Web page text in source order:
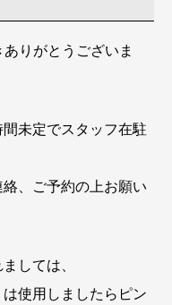
りがとうございま
未定でスタッフ在駐
、ご予約の上お願い
しては、
使用しましたらピン